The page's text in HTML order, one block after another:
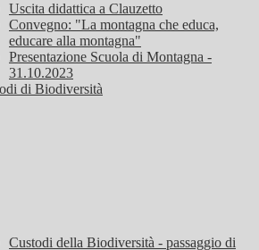
Uscita didattica a Clauzetto
Convegno: "La montagna che educa,
educare alla montagna"
Presentazione Scuola di Montagna -
31.10.2023
di Biodiversità
Custodi della Biodiversità - passaggio di